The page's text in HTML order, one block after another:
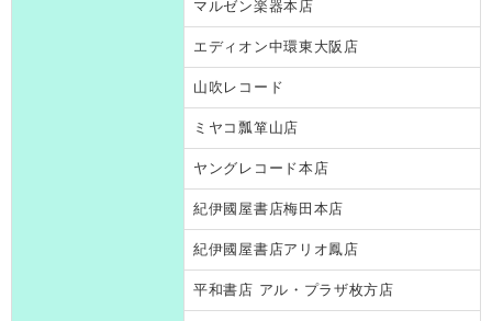
マルゼン楽器本店
エディオン中環東大阪店
山吹レコード
ミヤコ瓢箪山店
ヤングレコード本店
紀伊國屋書店梅田本店
紀伊國屋書店アリオ鳳店
平和書店 アル・プラザ枚方店